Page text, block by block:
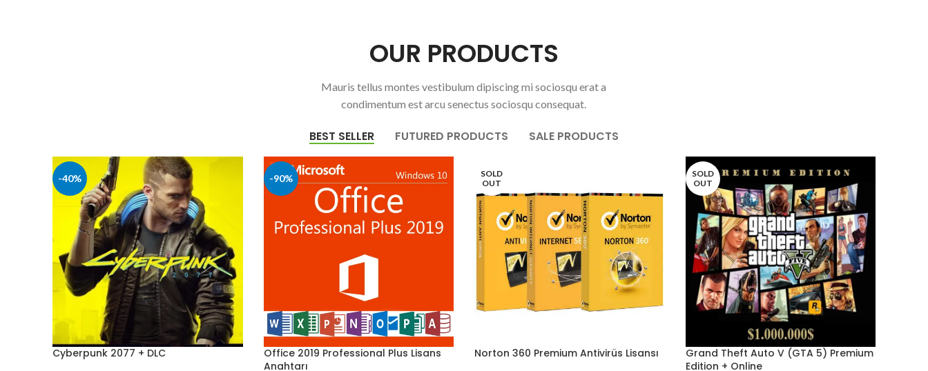
OUR PRODUCTS
Mauris tellus montes vestibulum dipiscing mi sociosqu erat a
condimentum est arcu senectus sociosqu consequat.
BEST SELLER FUTURED PRODUCTS SALE PRODUCTS
-40%
Cyberpunk 2077 + DLC
-90%
Office 2019 Professional Plus Lisans
Anahtarı
SOLD
OUT
Norton 360 Premium Antivirüs Lisansı
SOLD
OUT
Grand Theft Auto V (GTA 5) Premium
Edition + Online